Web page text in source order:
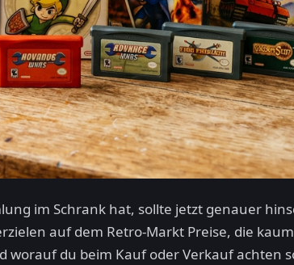
im Schrank hat, sollte jetzt genauer
auf dem Retro-Markt Preise, die
worauf du beim Kauf oder Verkauf achten